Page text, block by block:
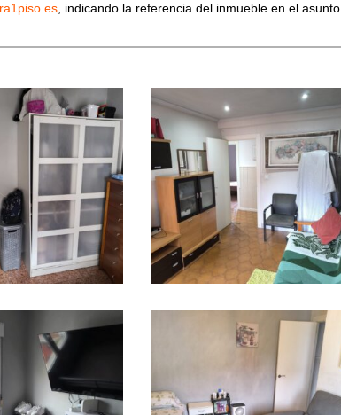
, indicando la referencia del inmueble en el asunto.